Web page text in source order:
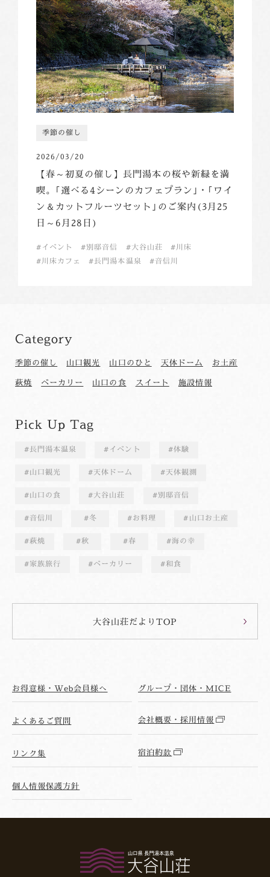
季節の催し
2026/03/20
【春～初夏の催し】長門湯本の桜や新緑を満
喫。｢選べる4シーンのカフェプラン｣・｢ワイ
ン＆カットフルーツセット｣のご案内(3月25
日～6月28日)
イベント 別邸音信 大谷山荘
川床
川床カフェ
長門湯本温泉 音信川
Category
季節の催し 山口観光 山口のひと 天体ドーム
お土産
萩焼
ベーカリー 山口の食 スイート 施設情報
Pick Up Tag
長門湯本温泉 イベント 体験
山口観光 天体ドーム 天体観測
山口の食 大谷山荘 別邸音信
音信川 冬 お料理 山口お土産
萩焼 秋 春 海の幸
家族旅行 ベーカリー 和食
大谷山荘だよりTOP
お得意様・Web会員様へ グループ・団体・MICE
よくあるご質問 会社概要・採用情報
リンク集 宿泊約款
個人情報保護方針